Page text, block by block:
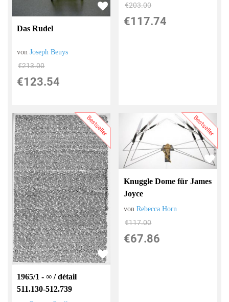
Das Rudel
vonJoseph Beuys
€213.00
€123.54
€203.00
€117.74
Bestseller
1965/1 - ∞ / détail
511.130-512.739
Bestseller
Knuggle Dome für James
Joyce
vonRebecca Horn
€117.00
€67.86